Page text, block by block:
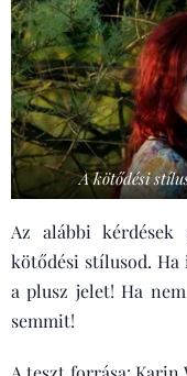
A kötődési
Az alábbi kérdések
kötődési stílusod.
a plusz jelet! Ha
semmit!